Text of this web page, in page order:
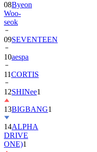
08Byeon
Woo-
seok
09SEVENTEEN
10aespa
11CORTIS
12SHINee1
13BIGBANG1
14ALPHA
DRIVE
ONE)1